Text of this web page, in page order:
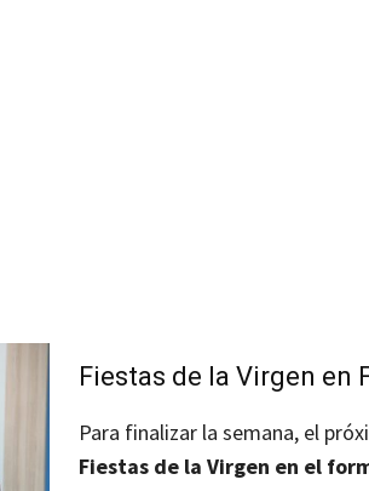
Fiestas de la Virgen en
Para finalizar la semana, el
Fiestas de la Virgen en el